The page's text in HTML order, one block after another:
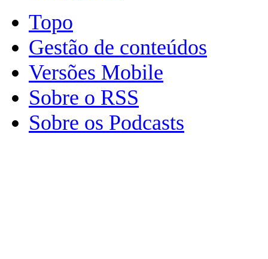
Topo
Gestão de conteúdos
Versões Mobile
Sobre o RSS
Sobre os Podcasts